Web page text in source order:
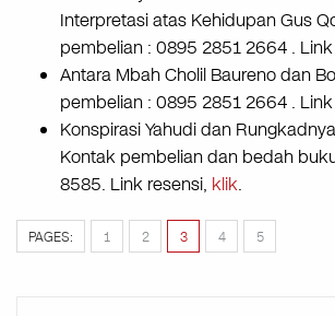
Interpretasi atas Kehidupan Gus
pembelian : 0895 2851 2664 .
Antara Mbah Cholil Baureno dan
pembelian : 0895 2851 2664 .
Konspirasi Yahudi dan
Kontak pembelian dan bedah
8585. Link resensi, klik.
PAGES: 1 2 3 4 5